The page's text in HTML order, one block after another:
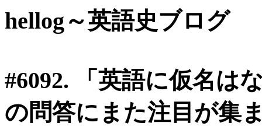
hellog～英語史ブログ
#6092. 「英語に仮名は
の問答にまた注目が集